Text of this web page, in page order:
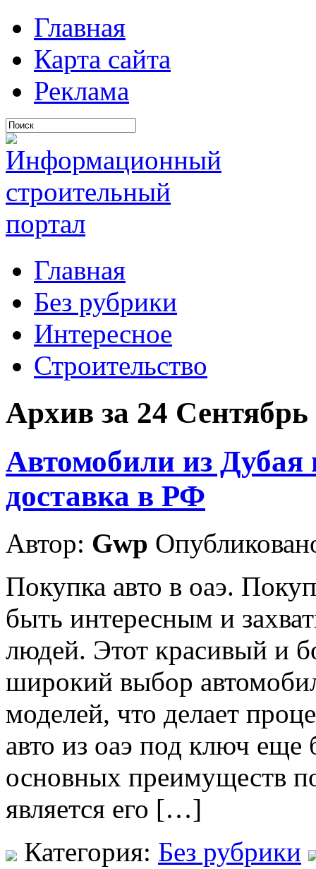
Главная
Карта сайта
Реклама
Главная
Без рубрики
Интересное
Строительство
Архив за 24 Сентябрь
Автомобили из
доставка в РФ
Автор: Gwp
Покупка авто в оаэ.
быть интересным и
людей. Этот красивый и
широкий выбор
моделей, что делает
авто из оаэ под ключ
основных преимуществ
является его […]
Категория: Без рубрики